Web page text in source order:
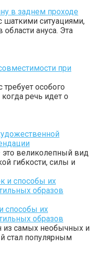
в заднем проходе
шаткими ситуациями,
ануса. Эта
при
особого
речь идет о
великолепный вид
гибкости, силы и
способы их
образов
из самых необычных и
стал популярным